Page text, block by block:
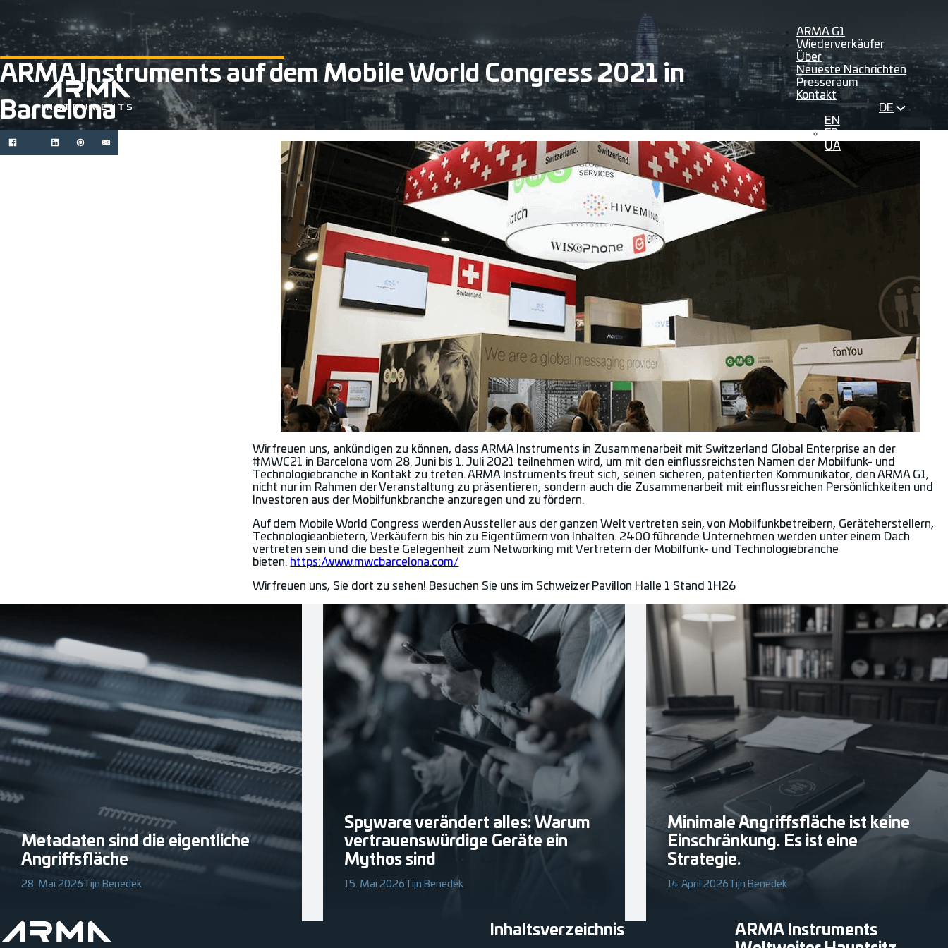
ARMA G1
Wiederverkäufer
Über
Neueste Nachrichten
Presseraum
Kontakt
DE
EN
FR
UA
ARMA Instruments auf dem Mobile World Congress 2021 in
Barcelona
Wir freuen uns, ankündigen zu können, dass ARMA Instruments in Zusammenarbeit mit Switzerland Global Enterprise an der
#MWC21 in Barcelona vom 28. Juni bis 1. Juli 2021 teilnehmen wird, um mit den einflussreichsten Namen der Mobilfunk- und
Technologiebranche in Kontakt zu treten. ARMA Instruments freut sich, seinen sicheren, patentierten Kommunikator, den ARMA G1,
nicht nur im Rahmen der Veranstaltung zu präsentieren, sondern auch die Zusammenarbeit mit einflussreichen Persönlichkeiten und
Investoren aus der Mobilfunkbranche anzuregen und zu fördern.
Auf dem Mobile World Congress werden Aussteller aus der ganzen Welt vertreten sein, von Mobilfunkbetreibern, Geräteherstellern,
Technologieanbietern, Verkäufern bis hin zu Eigentümern von Inhalten. 2400 führende Unternehmen werden unter einem Dach
vertreten sein und die beste Gelegenheit zum Networking mit Vertretern der Mobilfunk- und Technologiebranche
bieten. https://www.mwcbarcelona.com/
Wir freuen uns, Sie dort zu sehen! Besuchen Sie uns im Schweizer Pavillon Halle 1 Stand 1H26
Metadaten sind die eigentliche
Angriffsfläche
28. Mai 2026 Tijn Benedek
Spyware verändert alles: Warum
vertrauenswürdige Geräte ein
Mythos sind
15. Mai 2026 Tijn Benedek
Minimale Angriffsfläche ist keine
Einschränkung. Es ist eine
Strategie.
14. April 2026 Tijn Benedek
Inhaltsverzeichnis
ARMA Instruments